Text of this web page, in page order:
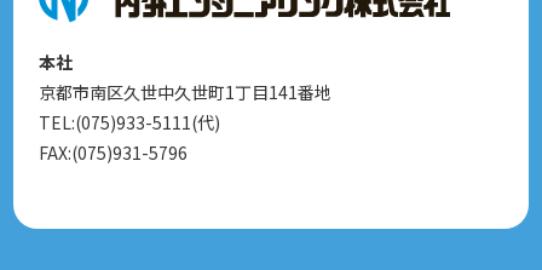
本社
京都市南区久世中久世町1丁目141番地
TEL:(075)933-5111(代)
FAX:(075)931-5796